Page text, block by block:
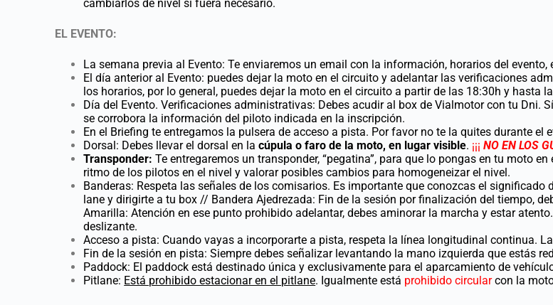
cambiarlos de nivel si fuera necesario.
EL EVENTO:
La semana previa al Evento: Te enviaremos un email con la información, horarios del
El día anterior al Evento: puedes dejar la moto en el circuito y adelantar las verificaciones
los horarios, por lo general, puedes dejar la moto en el circuito a partir de las 18:30h y hasta
Día del Evento. Verificaciones administrativas: Debes acudir al box de Vialmotor con tu Dni.
se corrobora la información del piloto indicada en la inscripción.
En el Briefing te entregamos la pulsera de acceso a pista. Por favor no te la quites durante el
Dorsal: Debes llevar el dorsal en lacúpula o faro de la moto, en lugar visible. ¡¡¡NO EN LOS
Transponder: Te entregaremos un transponder, “pegatina”, para que lo pongas en tu moto
ritmo de los pilotos en el nivel y valorar posibles cambios para homogeneizar el nivel.
Banderas: Respeta las señales de los comisarios. Es importante que conozcas el
lane y dirigirte a tu box // Bandera Ajedrezada: Fin de la sesión por finalización del tiempo,
Amarilla: Atención en ese punto prohibido adelantar, debes aminorar la marcha y estar
deslizante.
Acceso a pista: Cuando vayas a incorporarte a pista, respeta la línea longitudinal continua.
Fin de la sesión en pista: Siempre debes señalizar levantando la mano izquierda que estás
Paddock: El paddock está destinado única y exclusivamente para el aparcamiento de
Pitlane: Está prohibido estacionar en el pitlane. Igualmente está prohibido circularcon la